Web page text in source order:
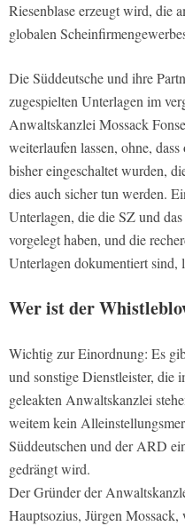
Riesenblase erzeugt wird, die
globalen
Die Süddeutsche und ihre
zugespielten Unterlagen im
Anwaltskanzlei Mossack
weiterlaufen lassen, ohne,
bisher eingeschaltet wurden,
dies auch sicher tun werden.
Unterlagen, die die SZ und
vorgelegt haben, und die
Unterlagen dokumentiert sind,
Wer ist der
Wichtig zur Einordnung: Es
und sonstige Dienstleister, die
geleakten Anwaltskanzlei
weitem kein
Süddeutschen und der ARD
gedrängt wird.
Der Gründer der
Hauptsozius, Jürgen